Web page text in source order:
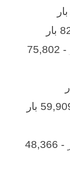
- 75,802
- 48,366